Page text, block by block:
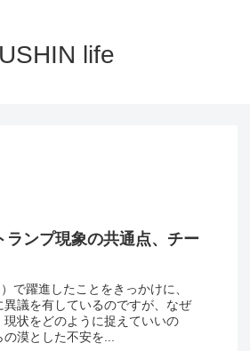
life
ランプ現象の共通点、チー
で躍進したことをきっかけに、
議を有しているのですが、なぜ
状をどのように捉えていいの
漠とした不安を...